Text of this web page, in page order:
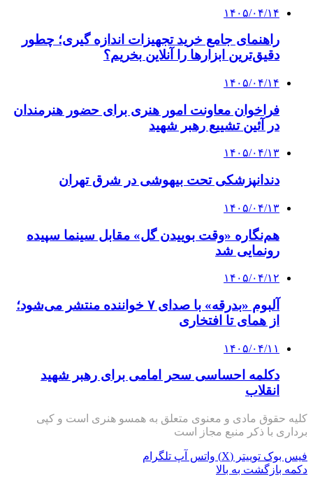
۱۴۰۵/۰۴/۱۴
راهنمای جامع خرید تجهیزات اندازه گیری؛ چطور
دقیق‌ترین ابزارها را آنلاین بخریم؟
۱۴۰۵/۰۴/۱۴
فراخوان معاونت امور هنری برای حضور هنرمندان
در آئین تشییع رهبر شهید
۱۴۰۵/۰۴/۱۳
دندانپزشکی تحت بیهوشی در شرق تهران
۱۴۰۵/۰۴/۱۳
هم‌نگاره «وقت بوییدن گل» مقابل سینما سپیده
رونمایی شد
۱۴۰۵/۰۴/۱۲
آلبوم «بدرقه» با صدای ۷ خواننده منتشر می‌شود؛
از همای تا افتخاری
۱۴۰۵/۰۴/۱۱
دکلمه‌ احساسی سحر امامی برای رهبر شهید
انقلاب
کلیه حقوق مادی و معنوی متعلق به همسو هنری است و کپی
برداری با ذکر منبع مجاز است
فیس بوک توییتر (X) واتس آپ تلگرام
دکمه بازگشت به بالا